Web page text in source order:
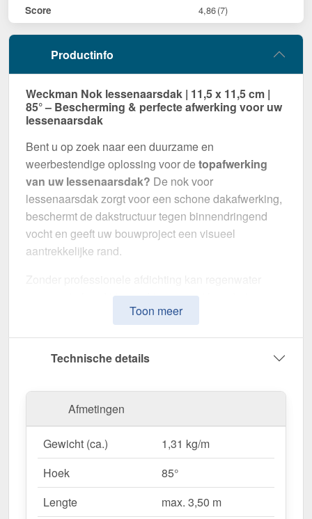
Score 4,86(7)
Productinfo
Weckman Nok lessenaarsdak | 11,5 x 11,5 cm |
85° – Bescherming & perfecte afwerking voor uw
lessenaarsdak
Bent u op zoek naar een duurzame en
weerbestendige oplossing voor detopafwerking
van uw lessenaarsdak? De nok voor
lessenaarsdak zorgt voor een schone dakafwerking,
beschermt de dakstructuur tegen binnendringend
vocht en geeft uw bouwproject een visueel
aantrekkelijke rand.
ongecontroleerd binnendringen, met langdurige
schade aan de dakstructuur en gevel tot gevolg. Dit
stabiliseren. Het maakt indruk met zijn eenvoudige
Gemaakt vanStaalmet een
mm, biedt dit zetwerk een hoge stabiliteit. Delengte
van max. 3,50 m
kunt u deze gemakkelijk aan uw
coatingin Chroomoxydegroen (RAL 6020)
het materiaal permanent beschermd tegen corrosie.
Toon meer
Technische details
Afmetingen
Gewicht (ca.)
1,31 kg/m
Hoek
85°
Lengte
max. 3,50 m